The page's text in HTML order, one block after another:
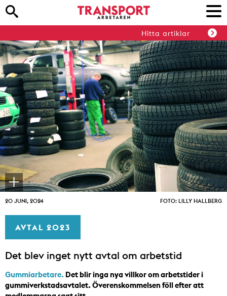
Hitta artiklar
20 JUNI, 2024 FOTO: LILLY HALLBERG
AVTAL 2023
Det blev inget nytt avtal om arbetstid
Gummiarbetare. Det blir inga nya villkor om arbetstider i
gummiverkstadsavtalet. Överenskommelsen föll efter att